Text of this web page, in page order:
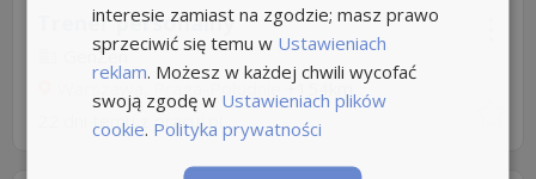
Trener personalny
GenZen
Warszawa, Praga-Południe
+154km
22 dni temu z pracuj.pl
interesie zamiast na zgodzie; masz prawo
sprzeciwić się temu w Ustawieniach
reklam. Możesz w każdej chwili wycofać
swoją zgodę w Ustawieniach plików
cookie. Polityka prywatności